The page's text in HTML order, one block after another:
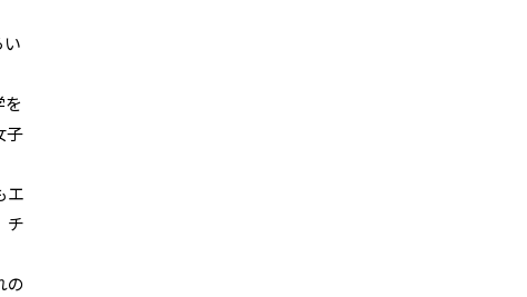
子
エ
チ
の